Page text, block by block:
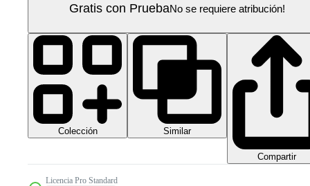
Gratis con PruebaNo se requiere atribución!
Colección Similar
Compartir
Licencia Pro Standard